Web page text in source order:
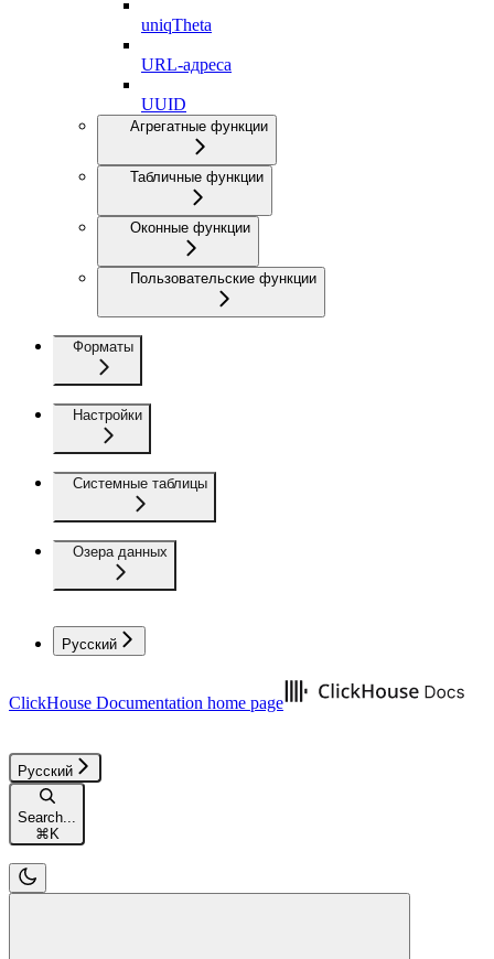
uniqTheta
URL-адреса
UUID
Агрегатные функции
Табличные функции
Оконные функции
Пользовательские функции
Форматы
Настройки
Системные таблицы
Озера данных
Русский
ClickHouse Documentation home page
Русский
Search...
⌘K